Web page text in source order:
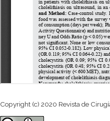
Copyright (c) 2020 Revista de